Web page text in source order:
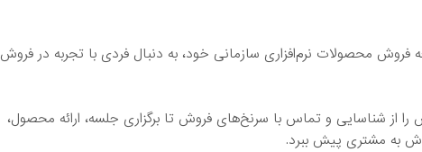
فروش محصولات نرم‌افزاری سازمانی خود، به دنبال فردی با تجربه در فروش
را از شناسایی و تماس با سرنخ‌های فروش تا برگزاری جلسه، ارائه محصول،
به مشتری پیش ببرد.